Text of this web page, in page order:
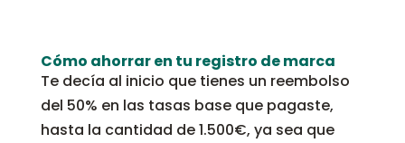
Cómo ahorrar en tu registro de marca
Te decía al inicio que tienes un reembolso
del 50% en las tasas base que pagaste,
hasta la cantidad de 1.500€, ya sea que